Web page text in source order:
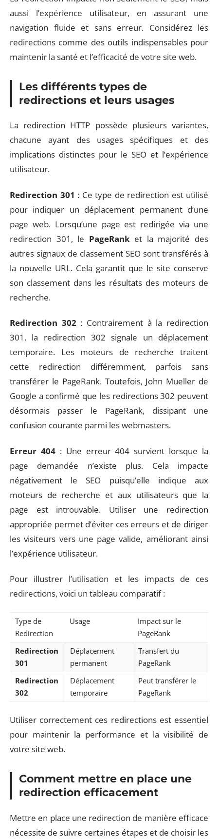
aussi l’expérience utilisateur, en assurant une
navigation fluide et sans erreur. Considérez les
redirections comme des outils indispensables pour
maintenir la santé et l’efficacité de votre site web.
Les différents types de
redirections et leurs usages
La redirection HTTP possède plusieurs variantes,
chacune ayant des usages spécifiques et des
implications distinctes pour le SEO et l’expérience
utilisateur.
Redirection 301 : Ce type de redirection est utilisé
pour indiquer un déplacement permanent d’une
page web. Lorsqu’une page est redirigée via une
redirection 301, le PageRank et la majorité des
autres signaux de classement SEO sont transférés à
la nouvelle URL. Cela garantit que le site conserve
son classement dans les résultats des moteurs de
recherche.
Redirection 302: Contrairement à la redirection
301, la redirection 302 signale un déplacement
temporaire. Les moteurs de recherche traitent
cette redirection différemment, parfois sans
transférer le PageRank. Toutefois, John Mueller de
Google a confirmé que les redirections 302 peuvent
désormais passer le PageRank, dissipant une
confusion courante parmi les webmasters.
Erreur 404: Une erreur 404 survient lorsque la
page demandée n’existe plus. Cela impacte
négativement le SEO puisqu’elle indique aux
moteurs de recherche et aux utilisateurs que la
page est introuvable. Utiliser une redirection
appropriée permet d’éviter ces erreurs et de diriger
les visiteurs vers une page valide, améliorant ainsi
l’expérience utilisateur.
Pour illustrer l’utilisation et les impacts de ces
redirections, voici un tableau comparatif :
Type de
Redirection
Usage
Impact sur le
PageRank
Redirection
301
Déplacement
permanent
Transfert du
PageRank
Redirection
302
Déplacement
temporaire
Peut transférer le
PageRank
Utiliser correctement ces redirections est essentiel
pour maintenir la performance et la visibilité de
votre site web.
Comment mettre en place une
redirection efficacement
Mettre en place une redirection de manière efficace
nécessite de suivre certaines étapes et de choisir les